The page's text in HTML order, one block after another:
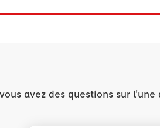
avez des questions sur